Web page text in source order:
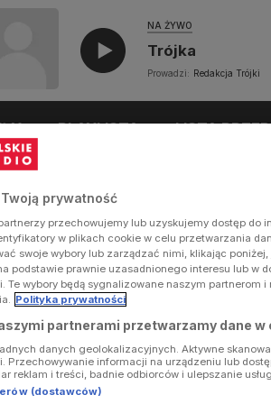
NA ŻYWO
Trójka
Prowadzi: Redakcja Trójki
PLAYLISTA LISTA
Twoją prywatność
przechowujemy lub uzyskujemy dostęp do
w plikach cookie w celu przetwarzania
swoje wybory lub zarządzać nimi, klikając
podstawie prawnie uzasadnionego interesu lub w
Te wybory będą sygnalizowane naszym partnerom i
Polityka prywatności
partnerami przetwarzamy dane w
danych geolokalizacyjnych. Aktywne
Przechowywanie informacji na urządzeniu lub
reklam i treści, badnie odbiorców i ulepszanie
(dostawców)